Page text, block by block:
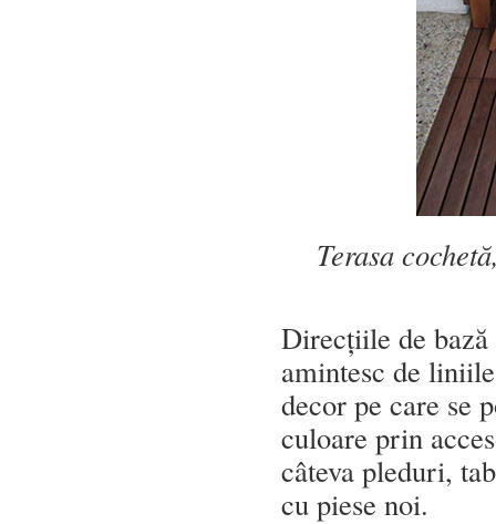
Terasa
Direcțiile de bază
amintesc de
decor pe care se
culoare prin
câteva pleduri,
cu piese noi.